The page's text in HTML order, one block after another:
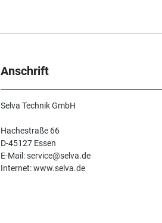
Anschrift
Selva Technik GmbH
Hachestraße 66
D-45127 Essen
E-Mail: service@selva.de
Internet: www.selva.de